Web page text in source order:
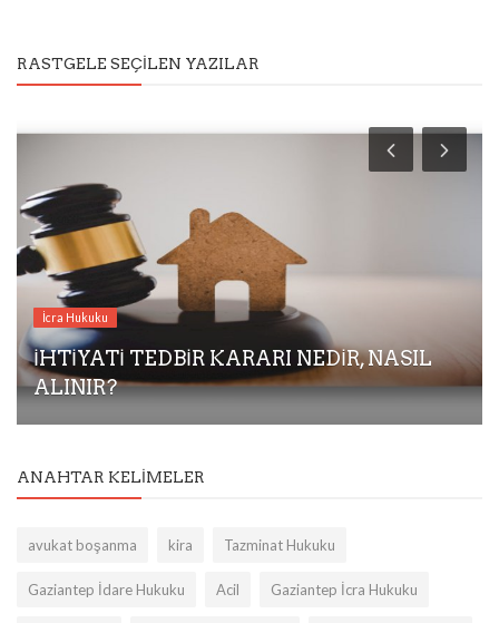
RASTGELE SEÇILEN YAZILAR
İcra Hukuku
İHTİYATİ TEDBİR KARARI NEDİR, NASIL
ALINIR?
ANAHTAR KELIMELER
avukat boşanma kira Tazminat Hukuku
Gaziantep İdare Hukuku Acil Gaziantep İcra Hukuku